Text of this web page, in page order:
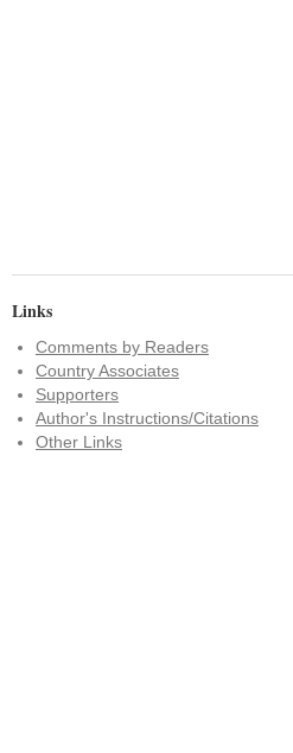
Links
Comments by Readers
Country Associates
Supporters
Author's Instructions/Citations
Other Links